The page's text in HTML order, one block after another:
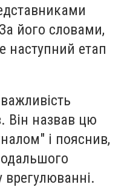
його словами,
наступний етап
Він назвав цю
і пояснив,